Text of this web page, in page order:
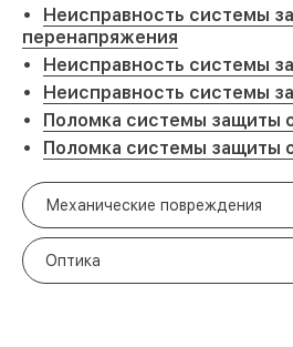
Неисправность системы
перенапряжения
Неисправность системы
Неисправность системы
Поломка системы защиты
Поломка системы защиты
Механические повреждения
Оптика